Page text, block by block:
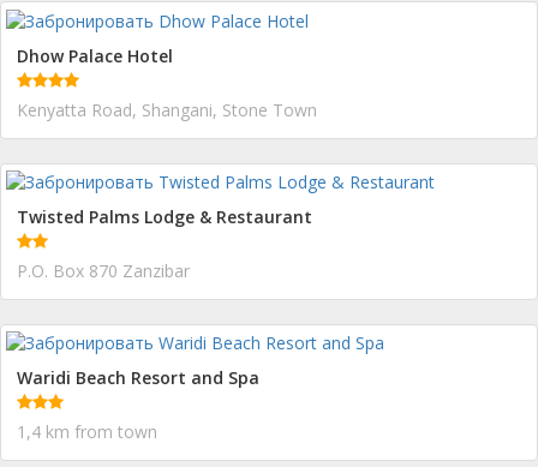
Dhow Palace Hotel
Kenyatta Road, Shangani, Stone Town
Twisted Palms Lodge & Restaurant
P.O. Box 870 Zanzibar
Waridi Beach Resort and Spa
1,4 km from town